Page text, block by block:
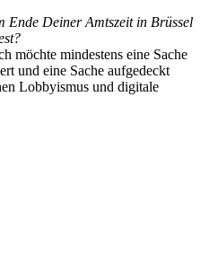
Ende Deiner Amtszeit in Brüssel
möchte mindestens eine Sache
und eine Sache aufgedeckt
Lobbyismus und digitale